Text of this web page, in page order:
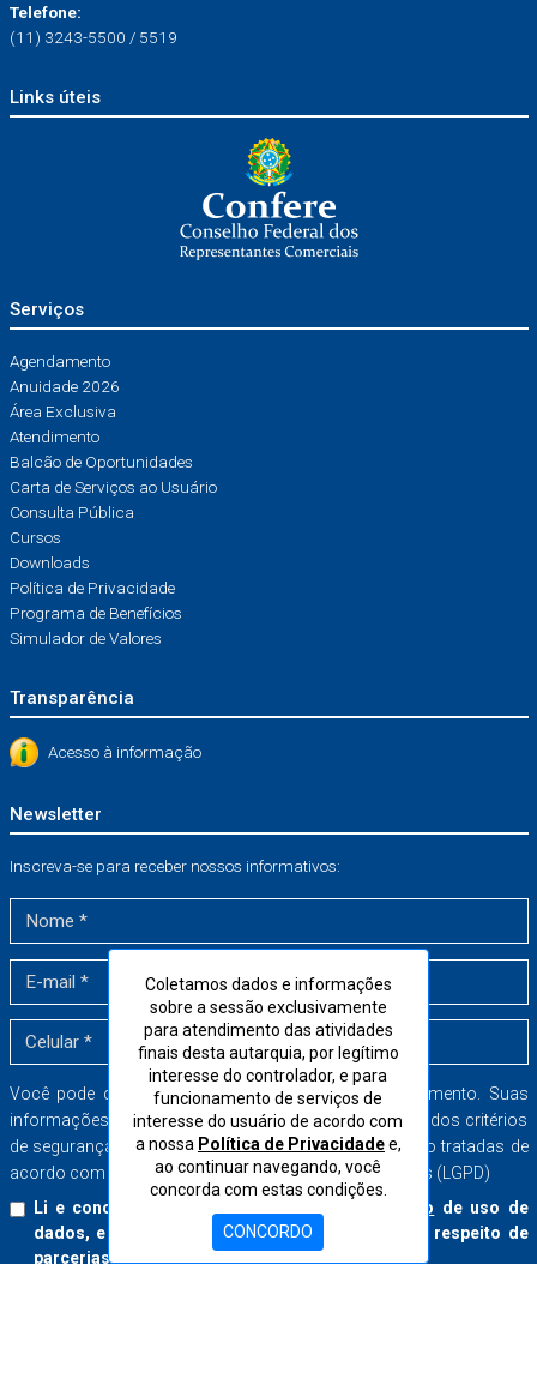
Telefone:
(11) 3243-5500 / 5519
Links úteis
Serviços
Agendamento
Anuidade 2026
Área Exclusiva
Atendimento
Balcão de Oportunidades
Carta de Serviços ao Usuário
Consulta Pública
Cursos
Downloads
Política de Privacidade
Programa de Benefícios
Simulador de Valores
Transparência
Acesso à informação
Newsletter
Inscreva-se para receber nossos informativos:
Você pode cancelar a sua inscrição a qualquer momento. Suas
informações serão armazenadas dentro dos mais rígidos critérios
de segurança no banco de dados do CORE-SP e serão tratadas de
acordo com a Lei Geral de Proteção de Dados Pessoais (LGPD)
Li e concordo com o
Termo de Consentimento de uso de
dados, e aceito receber boletins informativos a respeito de
parcerias e serviços do CORE-SP.
Coletamos dados e informações
sobre a sessão exclusivamente
para atendimento das atividades
finais desta autarquia, por legítimo
interesse do controlador, e para
funcionamento de serviços de
interesse do usuário de acordo com
a nossa Política de Privacidadee,
ao continuar navegando, você
concorda com estas condições.
CONCORDO